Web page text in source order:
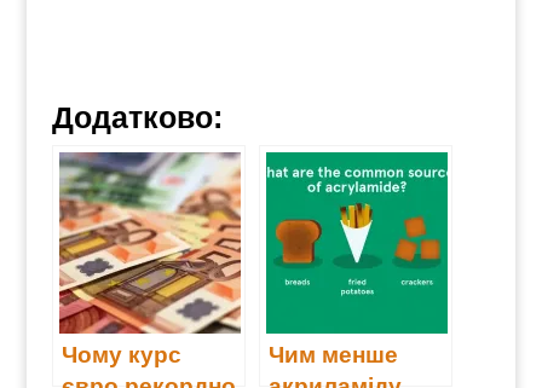
Додатково:
Чому курс
Чим менше